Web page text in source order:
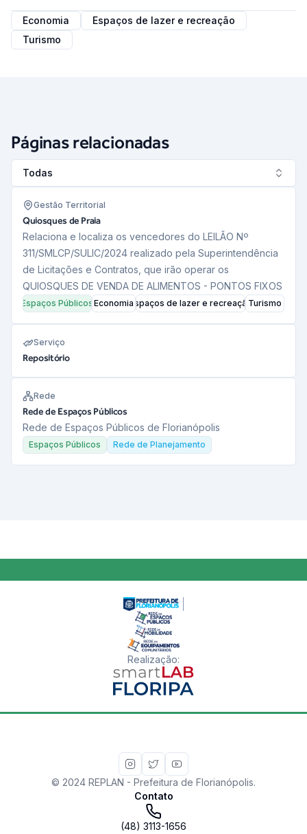
Economia
Espaços de lazer e recreação
Turismo
Páginas relacionadas
Gestão Territorial
Quiosques de Praia
Relaciona e localiza os vencedores do LEILÃO Nº
311/SMLCP/SULIC/2024 realizado pela Superintendência
de Licitações e Contratos, que irão operar os
QUIOSQUES DE VENDA DE ALIMENTOS - PONTOS FIXOS
Espaços Públicos EconomiaEspaços de lazer e recreaçãoTurismo
Serviço
Repositório
Rede
Rede de Espaços Públicos
Rede de Espaços Públicos de Florianópolis
Espaços Públicos Rede de Planejamento
Todas
Realização:
© 2024 REPLAN - Prefeitura de Florianópolis.
Contato
(48) 3113-1656